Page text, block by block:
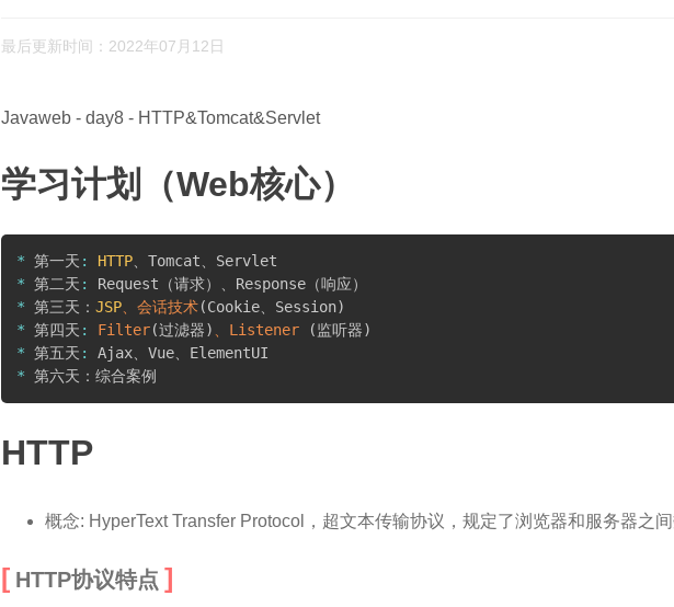
最后更新时间：2022年07月12日
Javaweb - day8 - HTTP&Tomcat&Servlet
学习计划（Web核心）
* 第一天 : HTTP
* 第二天 :
* 第三天： JSP 、会话技术(Cookie、Session)
* 第四天 : Filter(过滤器) 、Listener (监听器)
* 第五天 :
*
HTTP
概念: HyperText Transfer Protocol，超文本传输协议，规定了浏览器和服务器之
HTTP协议特点